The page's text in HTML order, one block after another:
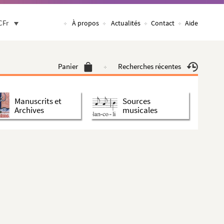
À propos Actualités Contact Aide
Panier Recherches récentes
Manuscrits et
Archives
Sources
musicales